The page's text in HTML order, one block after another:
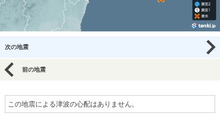
次の地震
前の地震
この地震による津波の心配はありません。